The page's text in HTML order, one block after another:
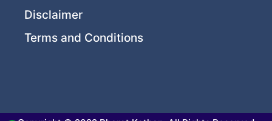
Disclaimer
Terms and Conditions